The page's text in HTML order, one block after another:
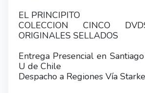
EL PRINCIPITO
COLECCION CINCO
ORIGINALES SELLADOS
Entrega Presencial en
U de Chile
Despacho a Regiones Vía